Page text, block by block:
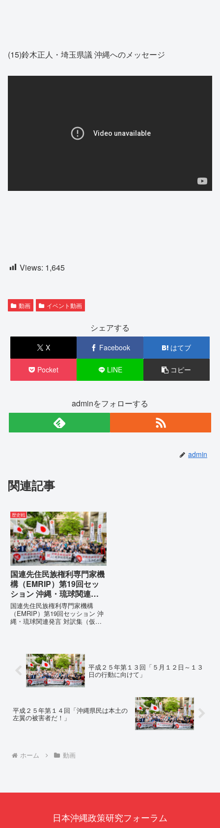
(15)鈴木正人・埼玉県議 沖縄へのメッセージ
Views: 1,645
動画 イベント動画
シェアする
X Facebook はてブ
Pocket LINE コピー
adminをフォローする
admin
関連記事
歴史戦
国連先住民族権利専門家機
構（EMRIP）第19回セッ
ション 沖縄・琉球関連発
言 対訳集（仮訳）
国連先住民族権利専門家機構
（EMRIP）第19回セッション 沖
縄・琉球関連発言 対訳集（仮
定、PFAS（有機フッ素化合物）
問題、米軍基地、伝統文化（...
平成２５年第１３回「５月１２日～１３
日の行動に向けて」
平成２５年第１４回「沖縄県民は本土の
左翼の被害者だ！」
ホーム 動画
日本沖縄政策研究フォーラム